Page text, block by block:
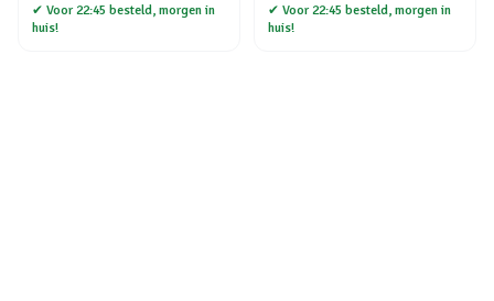
✔ Voor 22:45 besteld, morgen in
huis!
✔ Voor 22:45 besteld, morgen in
huis!